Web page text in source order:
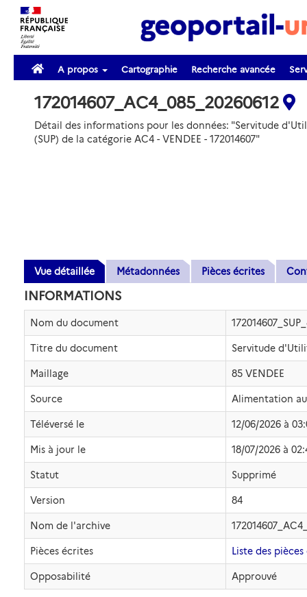
A propos Cartographie Recherche avancée
172014607_AC4_085_20260612
Détail des informations pour les données: "Servitude
(SUP) de la catégorie AC4 - VENDEE - 172014607"
Vue détaillée Métadonnées Pièces écrites
INFORMATIONS
Nom du document
Titre du document Servitude
Maillage 85 VENDEE
Source Alimentation
Téléversé le 12/06/2026 à
Mis à jour le 18/07/2026 à
Statut Supprimé
Version 84
Nom de l'archive
Pièces écrites Liste des
Opposabilité Approuvé